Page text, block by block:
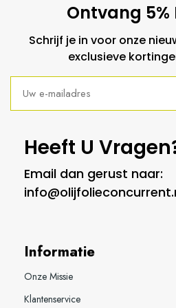
Ontvang 5%
Schrijf je in voor onze
exclusieve
Heeft U
Email dan gerust naar:
Informatie
Onze Missie
Klantenservice